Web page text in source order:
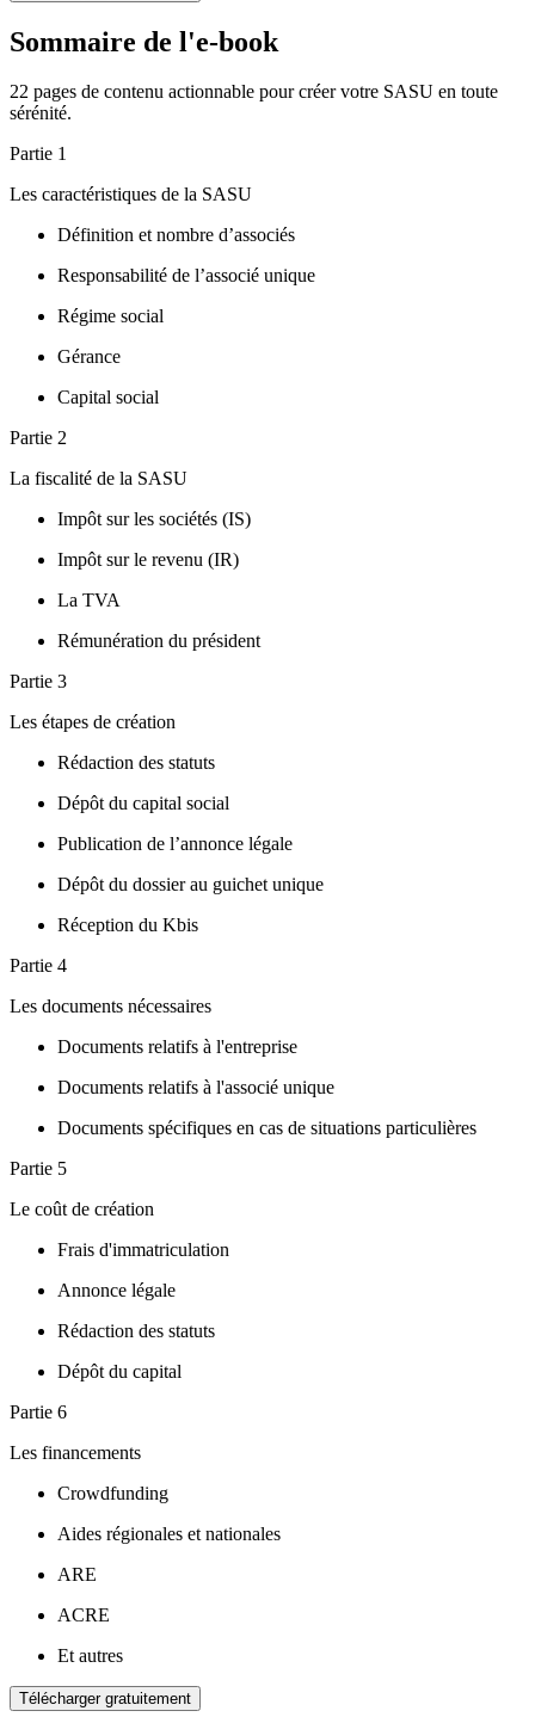
Sommaire de l'e-book
22 pages de contenu actionnable pour créer votre SASU en toute
sérénité.
Partie 1
Les caractéristiques de la SASU
Définition et nombre d’associés
Responsabilité de l’associé unique
Régime social
Gérance
Capital social
Partie 2
La fiscalité de la SASU
Impôt sur les sociétés (IS)
Impôt sur le revenu (IR)
La TVA
Rémunération du président
Partie 3
Les étapes de création
Rédaction des statuts
Dépôt du capital social
Publication de l’annonce légale
Dépôt du dossier au guichet unique
Réception du Kbis
Partie 4
Les documents nécessaires
Documents relatifs à l'entreprise
Documents relatifs à l'associé unique
Documents spécifiques en cas de situations particulières
Partie 5
Le coût de création
Frais d'immatriculation
Annonce légale
Rédaction des statuts
Dépôt du capital
Partie 6
Les financements
Crowdfunding
Aides régionales et nationales
ARE
ACRE
Et autres
Télécharger gratuitement